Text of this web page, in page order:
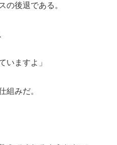
後退である。
いますよ」
みだ。